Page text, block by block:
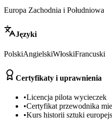
Europa Zachodnia i Południowa
Języki
PolskiAngielskiWłoskiFrancuski
Certyfikaty i uprawnienia
•Licencja pilota wycieczek
•Certyfikat przewodnika
•Kurs historii sztuki